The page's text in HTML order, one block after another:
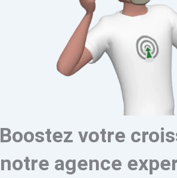
Boostez votre
notre agence